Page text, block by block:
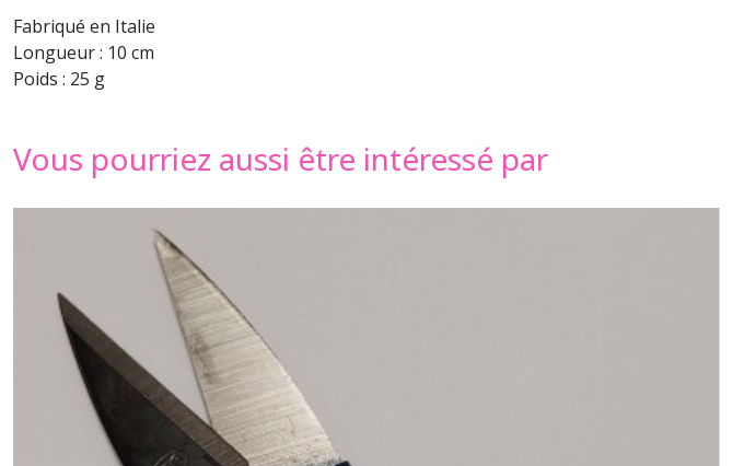
Fabriqué en Italie
Longueur : 10 cm
Poids : 25 g
Vous pourriez aussi être intéressé par